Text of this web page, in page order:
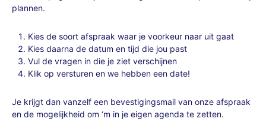
plannen.
Kies de soort afspraak waar je voorkeur naar uit gaat
Kies daarna de datum en tijd die jou past
Vul de vragen in die je ziet verschijnen
Klik op versturen en we hebben een date!
Je krijgt dan vanzelf een bevestigingsmail van onze afspraak
en de mogelijkheid om ‘m in je eigen agenda te zetten.